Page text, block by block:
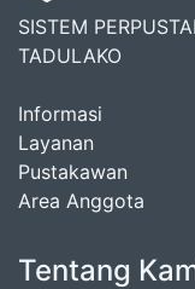
SISTEM
TADULAKO
Informasi
Layanan
Pustakawan
Area Anggota
Tentang